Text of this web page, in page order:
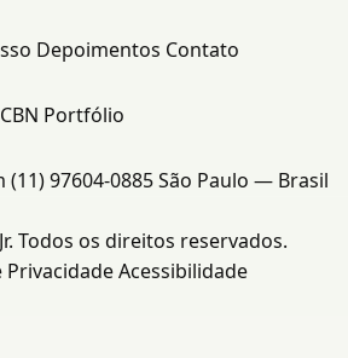
Depoimentos Contato
CBN Portfólio
(11) 97604-0885São Paulo — Brasil
Todos os direitos reservados.
Privacidade Acessibilidade